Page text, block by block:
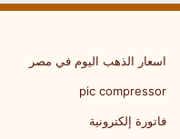
اسعار الذهب اليوم في مصر
pic compressor
فاتورة إلكترونية